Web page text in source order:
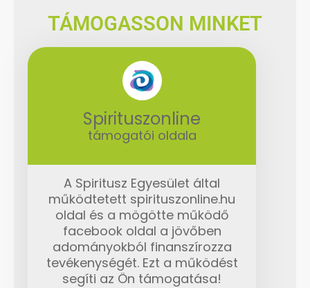
TÁMOGASSON MINKET
Spirituszonline
támogatói oldala
A Spiritusz Egyesület által
működtetett spirituszonline.hu
oldal és a mögötte működő
facebook oldal a jövőben
adományokból finanszírozza
tevékenységét. Ezt a működést
segíti az Ön támogatása!